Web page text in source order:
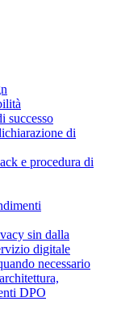
successo
di
e procedura di
sin dalla
digitale
necessario
DPO